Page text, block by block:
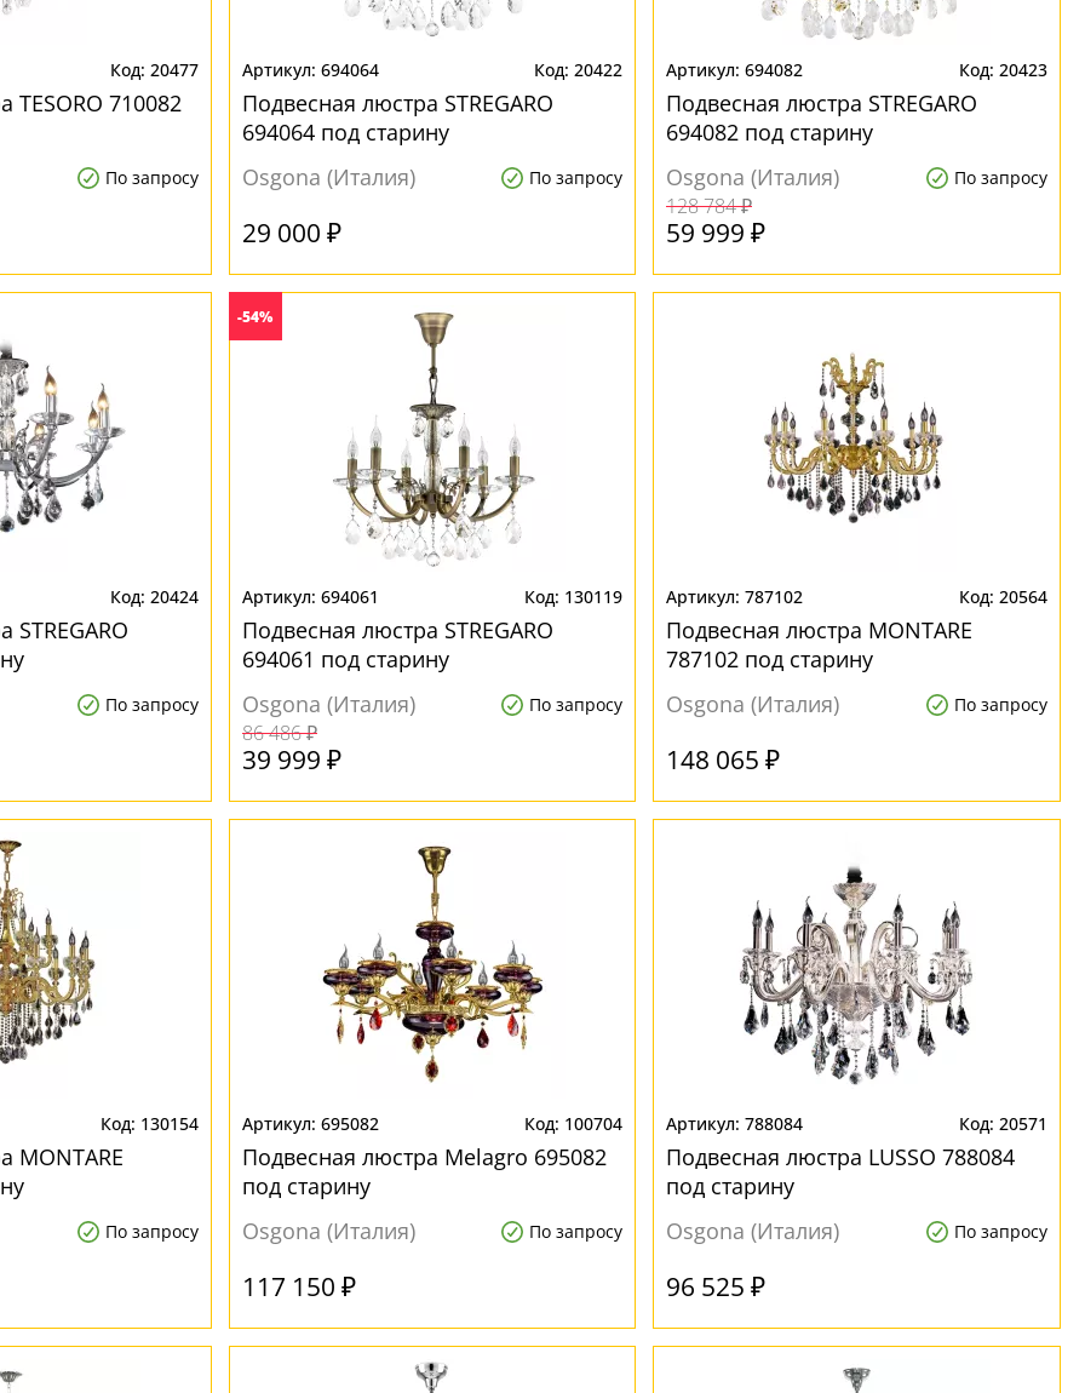
20477
TESORO 710082
По запросу
694064 20422
Подвесная люстра STREGARO
694064 под старину
Osgona (Италия)
По запросу
29 000 ₽
694082 20423
Подвесная люстра STREGARO
694082 под старину
Osgona (Италия)
По запросу
128 784 ₽
59 999 ₽
20424
STREGARO
По запросу
-54%
694061 130119
Подвесная люстра STREGARO
694061 под старину
Osgona (Италия)
По запросу
86 486 ₽
39 999 ₽
787102 20564
Подвесная люстра MONTARE
787102 под старину
Osgona (Италия)
По запросу
148 065 ₽
130154
MONTARE
По запросу
695082 100704
Подвесная люстра Melagro 695082
под старину
Osgona (Италия)
По запросу
117 150 ₽
788084 20571
Подвесная люстра LUSSO 788084
под старину
Osgona (Италия)
По запросу
96 525 ₽